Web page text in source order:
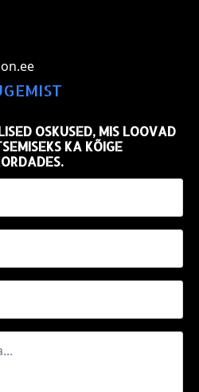
OSKUSED, MIS LOOVAD
KA KÕIGE